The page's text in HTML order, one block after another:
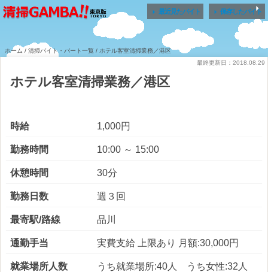
 最近見たバイト  保存したバイト
ホーム / 清掃バイト・パート一覧 / ホテル客室清掃業務／港区
最終更新日：2018.08.29
ホテル客室清掃業務／港区
時給 1,000円
勤務時間 10:00 ～ 15:00
休憩時間 30分
勤務日数 週３回
最寄駅/路線 品川
通勤手当 実費支給 上限あり 月額:30,000円
就業場所人数
うち就業場所:40人 うち女性:32人